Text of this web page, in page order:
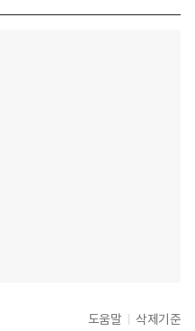
도움말 삭제기준